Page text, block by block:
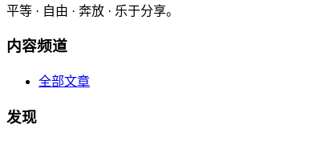
平等 · 自由 · 奔放 · 乐于分享。
内容频道
全部文章
发现